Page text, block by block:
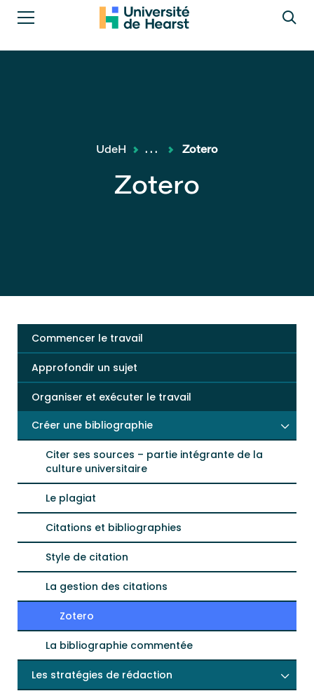
Zotero
UdeH ... Zotero
Commencer le travail
Approfondir un sujet
Organiser et exécuter le travail
Créer une bibliographie
Citer ses sources – partie intégrante de la
culture universitaire
Le plagiat
Citations et bibliographies
Style de citation
La gestion des citations
Zotero
La bibliographie commentée
Les stratégies de rédaction